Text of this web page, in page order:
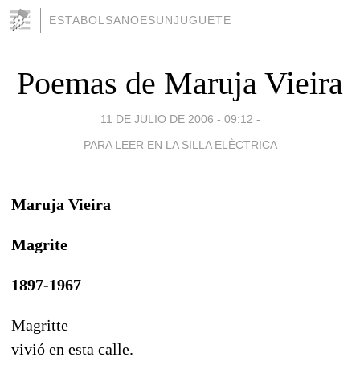
ESTABOLSANOESUNJUGUETE
Poemas de Maruja Vieira
11 DE JULIO DE 2006 - 09:12 -
PARA LEER EN LA SILLA ELÈCTRICA
Maruja Vieira
Magrite
1897-1967
Magritte
vivió en esta calle.